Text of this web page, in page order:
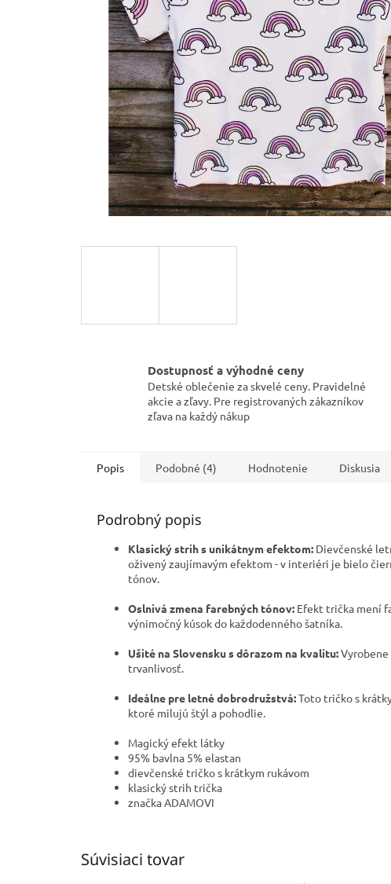
Dostupnosť a výhodné ceny
Detské oblečenie za skvelé ceny. Pravidelné
akcie a zľavy. Pre registrovaných zákazníkov
zľava na každý nákup
Popis Podobné (4) Hodnotenie Diskusia
Podrobný popis
Klasický strih s unikátnym efektom: Dievčenské
oživený zaujímavým efektom - v interiéri je bielo
tónov.
Oslnivá zmena farebných tónov: Efekt trička mení
výnimočný kúsok do každodenného šatníka.
Ušité na Slovensku s dôrazom na kvalitu:
trvanlivosť.
Ideálne pre letné dobrodružstvá:Toto tričko s
ktoré milujú štýl a pohodlie.
Magický efekt látky
95% bavlna 5% elastan
dievčenské tričko s krátkym rukávom
klasický strih trička
značka ADAMOVI
Súvisiaci tovar